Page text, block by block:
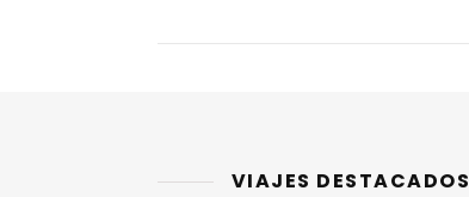
VIAJES DESTACADOS